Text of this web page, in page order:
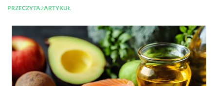
PRZECZYTAJ ARTYKUŁ